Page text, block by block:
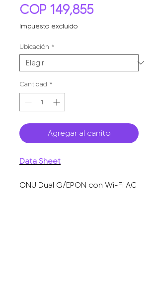
COP 149,855Precio
Impuesto excluido
Ubicación *
Cantidad *
Agregar al carrito
Data Sheet
ONU Dual G/EPON con Wi-Fi AC